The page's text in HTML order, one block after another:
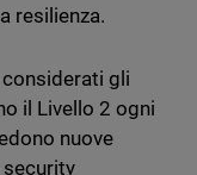
resilienza.
gli
il Livello 2 ogni
nuove